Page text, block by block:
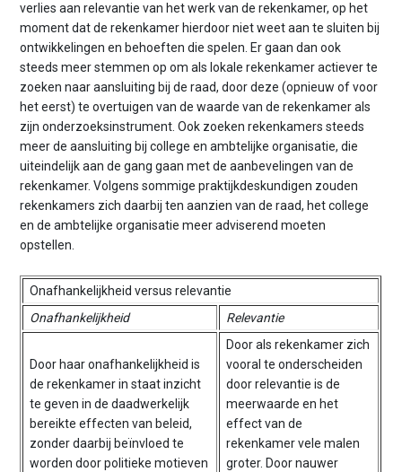
verlies aan relevantie van het werk van de rekenkamer, op het
moment dat de rekenkamer hierdoor niet weet aan te sluiten bij
ontwikkelingen en behoeften die spelen. Er gaan dan ook
steeds meer stemmen op om als lokale rekenkamer actiever te
zoeken naar aansluiting bij de raad, door deze (opnieuw of voor
het eerst) te overtuigen van de waarde van de rekenkamer als
zijn onderzoeksinstrument. Ook zoeken rekenkamers steeds
meer de aansluiting bij college en ambtelijke organisatie, die
uiteindelijk aan de gang gaan met de aanbevelingen van de
rekenkamer. Volgens sommige praktijkdeskundigen zouden
rekenkamers zich daarbij ten aanzien van de raad, het college
en de ambtelijke organisatie meer adviserend moeten
opstellen.
Onafhankelijkheid versus relevantie
Onafhankelijkheid
Relevantie
Door haar onafhankelijkheid is
de rekenkamer in staat inzicht
te geven in de daadwerkelijk
bereikte effecten van beleid,
zonder daarbij beïnvloed te
worden door politieke motieven
Door als rekenkamer zich
vooral te onderscheiden
door relevantie is de
meerwaarde en het
effect van de
rekenkamer vele malen
groter. Door nauwer